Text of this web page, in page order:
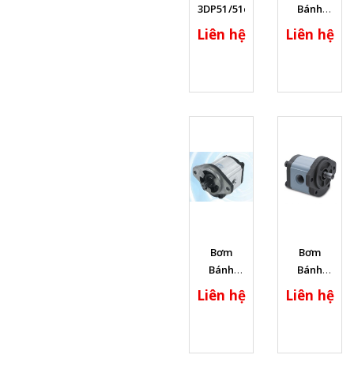
tiết
3DP51/51cc/rev
Liên hệ
Bánh
Răng
2.5PF,
Max :
40cc/vòng,
:250bar,
[...]
Liên hệ
Xem chi
Bơm
Bánh
Răng :
2APF08/
Liên hệ
Xem chi
Bơm
Bánh
Răng
:1APF2/
1APF5.1/
Liên hệ